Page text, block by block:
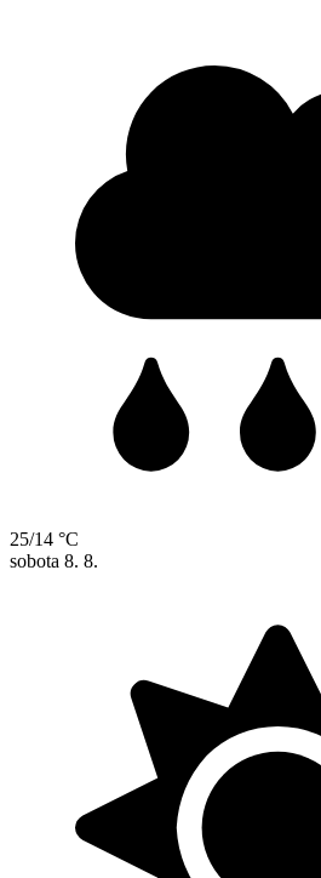
25/14 °C
sobota 8. 8.